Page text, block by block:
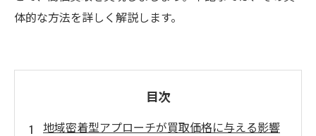
体的な方法を詳しく解説します。
目次
地域密着型アプローチが買取価格に与える影響